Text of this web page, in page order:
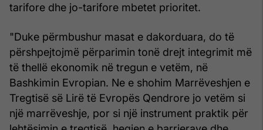
tarifore dhe jo-tarifore mbetet prioritet.
"Duke përmbushur masat e dakorduara, do të
përshpejtojmë përparimin tonë drejt integrimit më
të thellë ekonomik në tregun e vetëm, në
Bashkimin Evropian. Ne e shohim Marrëveshjen e
Tregtisë së Lirë të Evropës Qendrore jo vetëm si
një marrëveshje, por si një instrument praktik për